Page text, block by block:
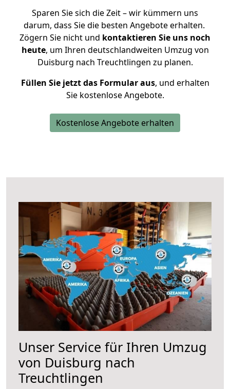
Sparen Sie sich die Zeit – wir kümmern uns
darum, dass Sie die besten Angebote erhalten.
Zögern Sie nicht und kontaktieren Sie uns noch
heute, um Ihren deutschlandweiten Umzug von
Duisburg nach Treuchtlingen zu planen.
Füllen Sie jetzt das Formular aus, und erhalten
Sie kostenlose Angebote.
Kostenlose Angebote erhalten
Unser Service für Ihren Umzug
von Duisburg nach
Treuchtlingen